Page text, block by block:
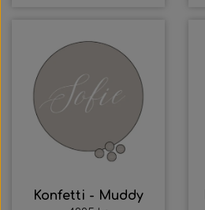
Konfetti - Muddy